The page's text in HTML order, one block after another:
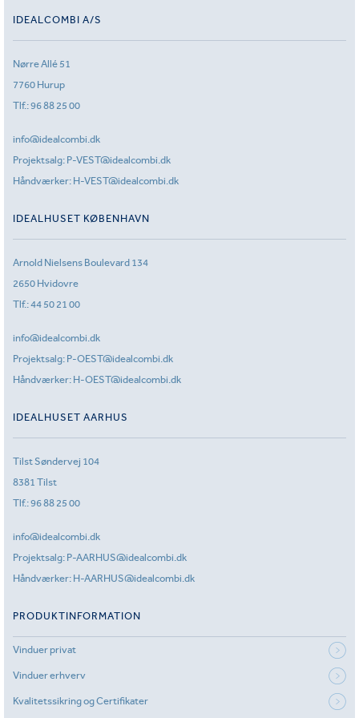
IDEALCOMBI A/S
Nørre Allé 51
7760 Hurup
Tlf.:96 88 25 00
info@idealcombi.dk
Projektsalg: P-VEST@idealcombi.dk
Håndværker: H-VEST@idealcombi.dk
IDEALHUSET KØBENHAVN
Arnold Nielsens Boulevard 134
2650 Hvidovre
Tlf.:44 50 21 00
info@idealcombi.dk
Projektsalg: P-OEST@idealcombi.dk
Håndværker: H-OEST@idealcombi.dk
IDEALHUSET AARHUS
Tilst Søndervej 104
8381 Tilst
Tlf.:96 88 25 00
info@idealcombi.dk
Projektsalg: P-AARHUS@idealcombi.dk
Håndværker: H-AARHUS@idealcombi.dk
PRODUKTINFORMATION
Vinduer privat
Vinduer erhverv
Kvalitetssikring og Certifikater